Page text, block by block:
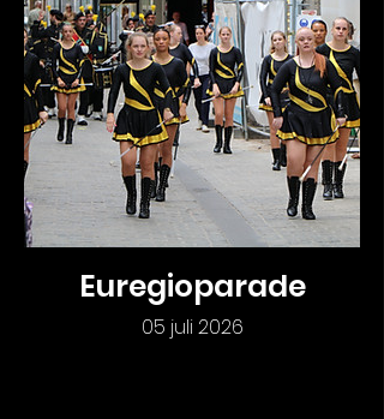
Euregioparade
05 juli 2026